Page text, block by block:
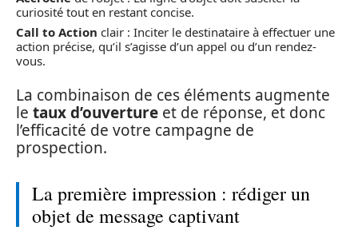
curiosité tout en restant concise.
Call to Action clair : Inciter le destinataire à effectuer une
action précise, qu’il s’agisse d’un appel ou d’un rendez-
vous.
La combinaison de ces éléments augmente
le taux d’ouverture et de réponse, et donc
l’efficacité de votre campagne de
prospection.
La première impression : rédiger un
objet de message captivant